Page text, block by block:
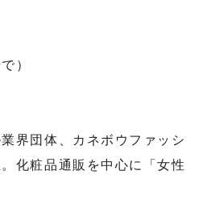
）
界団体、カネボウファッシ
化粧品通販を中心に「女性